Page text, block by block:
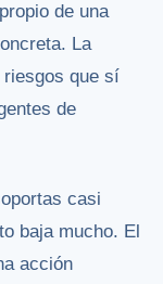
de una
La
riesgos que sí
de
casi
baja mucho. El
acción